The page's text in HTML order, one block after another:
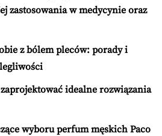
zastosowania w medycynie oraz
z bólem pleców: porady i
idealne rozwiązania
wyboru perfum męskich Paco